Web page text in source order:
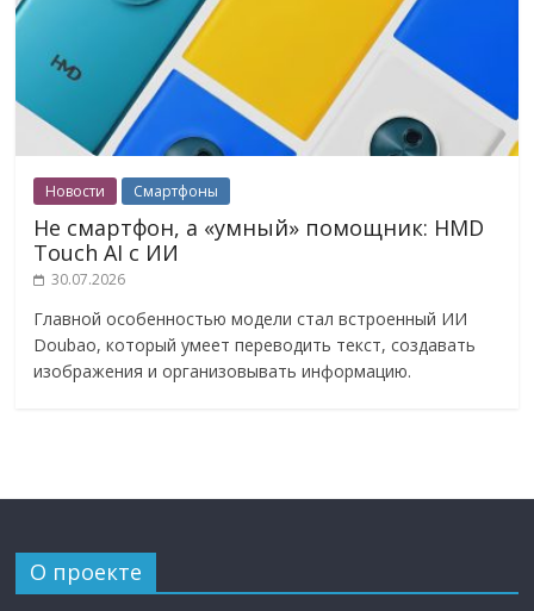
Новости Смартфоны
Не смартфон, а «умный» помощник: HMD
Touch AI с ИИ
30.07.2026
Главной особенностью модели стал встроенный ИИ
Doubao, который умеет переводить текст, создавать
изображения и организовывать информацию.
О проекте